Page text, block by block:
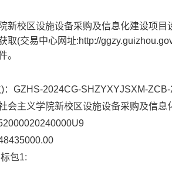
新校区设施设备采购及信息化建设项目
取(交易中心网址:http://
。
GZHS-2024CG-SHZYXYJSXM-ZCB-
会主义学院新校区设施设备采购及信
标包1: